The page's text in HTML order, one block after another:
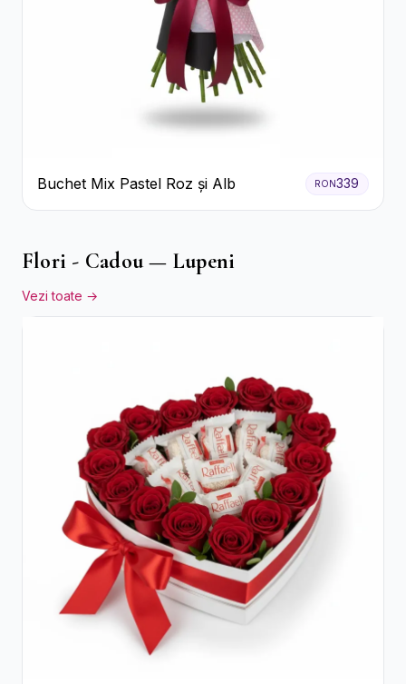
Buchet Mix Pastel Roz și Alb RON339
Flori - Cadou — Lupeni
Vezi toate →